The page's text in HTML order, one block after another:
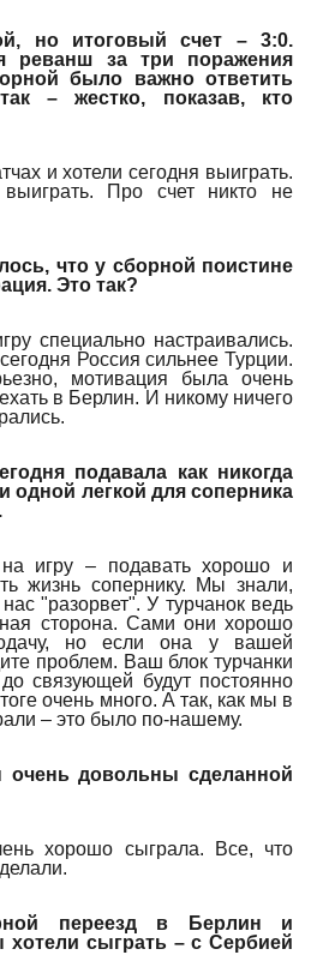
но итоговый счет – 3:0.
реванш за три поражения
было важно ответить
– жестко, показав, кто
и хотели сегодня выиграть.
Про счет никто не
что у сборной поистине
Это так?
специально настраивались.
Россия сильнее Турции.
мотивация была очень
в Берлин. И никому ничего
подавала как никогда
одной легкой для соперника
игру – подавать хорошо и
жизнь сопернику. Мы знали,
"разорвет". У турчанок ведь
сторона. Сами они хорошо
но если она у вашей
проблем. Ваш блок турчанки
связующей будут постоянно
очень много. А так, как мы в
– это было по-нашему.
довольны сделанной
хорошо сыграла. Все, что
переезд в Берлин и
сыграть – с Сербией